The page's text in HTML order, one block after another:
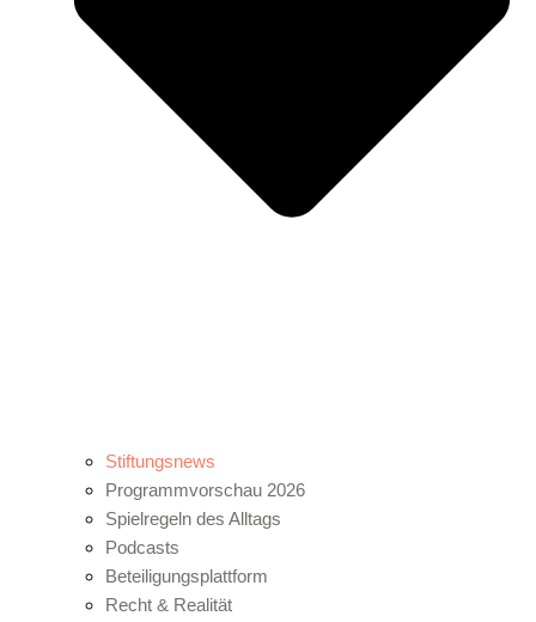
Stiftungsnews
Programmvorschau 2026
Spielregeln des Alltags
Podcasts
Beteiligungsplattform
Recht & Realität